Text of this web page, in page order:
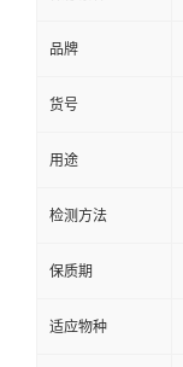
品牌
货号
用途
检测方法
保质期
适应物种